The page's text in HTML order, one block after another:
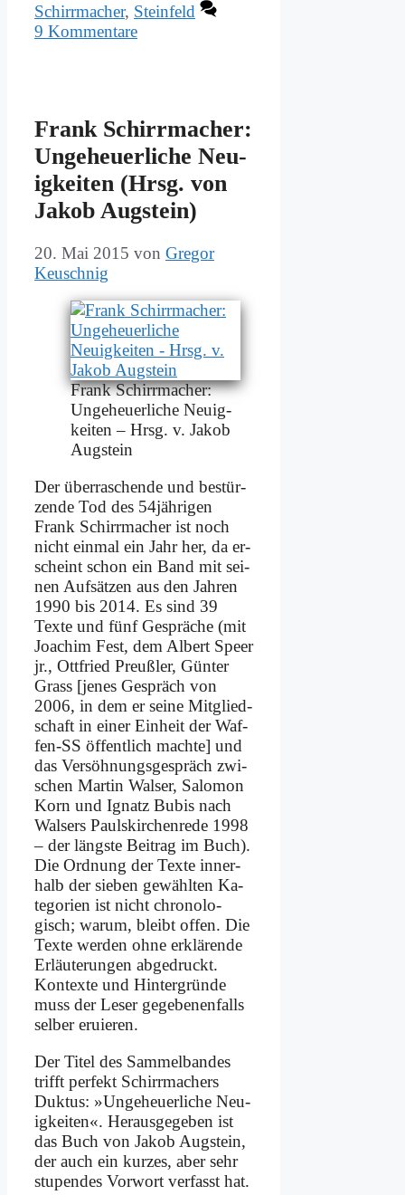
Schirrmacher, Steinfeld
9 Kommentare
Frank Schirr­ma­cher:
Un­ge­heu­er­li­che Neu­
ig­kei­ten (Hrsg. von
Ja­kob Aug­stein)
20. Mai 2015 von Gregor
Keuschnig
Frank Schirr­ma­cher:
Un­ge­heu­er­li­che Neu­ig­
kei­ten – Hrsg. v. Ja­kob
Aug­stein
Der über­ra­schen­de und be­stür­
zen­de Tod des 54jährigen
Frank Schirr­ma­cher ist noch
nicht ein­mal ein Jahr her, da er­
scheint schon ein Band mit sei­
nen Auf­sät­zen aus den Jah­ren
1990 bis 2014. Es sind 39
Tex­te und fünf Ge­sprä­che (mit
Joa­chim Fest, dem Al­bert Speer
jr., Ott­fried Preuß­ler, Gün­ter
Grass [je­nes Ge­spräch von
2006, in dem er sei­ne Mit­glied­
schaft in ei­ner Ein­heit der Waf­
fen-SS öf­fent­lich mach­te] und
das Ver­söhnungsgespräch zwi­
schen Mar­tin Wal­ser, Sa­lo­mon
Korn und Ignatz Bu­bis nach
Walsers Pauls­kir­chen­re­de 1998
– der läng­ste Bei­trag im Buch).
Die Ord­nung der Tex­te in­ner­
halb der sie­ben ge­wähl­ten Ka­
te­go­rien ist nicht chro­no­lo­
gisch; war­um, bleibt of­fen. Die
Tex­te wer­den oh­ne er­klä­ren­de
Er­läu­te­run­gen ab­ge­druckt.
Kon­tex­te und Hin­ter­grün­de
muss der Le­ser ge­ge­be­nen­falls
sel­ber eru­ie­ren.
Der Ti­tel des Sam­mel­ban­des
trifft per­fekt Schirr­ma­chers
Duk­tus: »Un­ge­heu­er­li­che Neu­
ig­kei­ten«. Her­aus­ge­ge­ben ist
das Buch von Ja­kob Aug­stein,
der auch ein kur­zes, aber sehr
stu­pen­des Vor­wort ver­fasst hat.